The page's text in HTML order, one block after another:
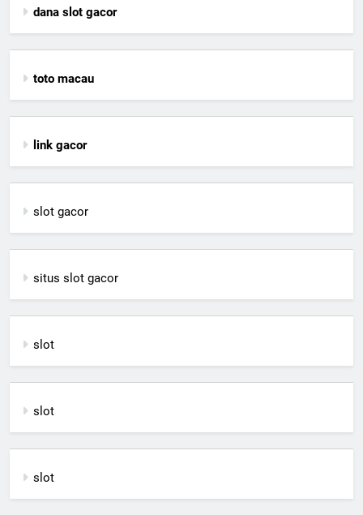
dana slot gacor
toto macau
link gacor
slot gacor
situs slot gacor
slot
slot
slot